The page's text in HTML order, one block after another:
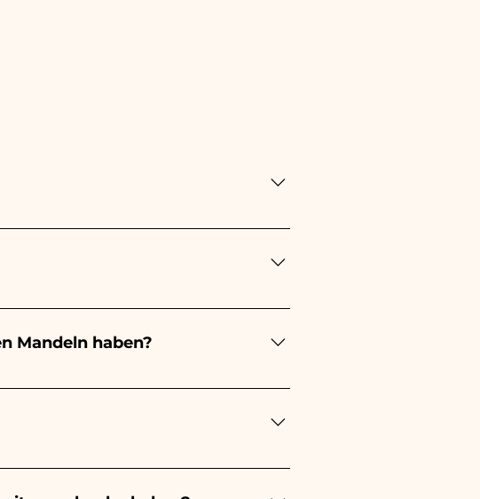
Herstellung lange! Der Zeitpunkt
Zeiten stattfindet, kontaktieren
Mandeln haben?
Farbe variiert je nach Art der
und zur Hochzeit wird es weiß sein -
Ihre Bestellungen kümmern müssen.